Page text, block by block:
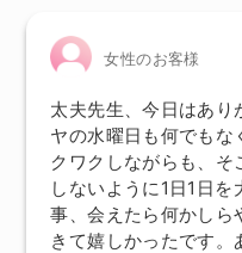
女性のお客様
太夫先生、今日はあり
ヤの水曜日も何でもな
クワクしながらも、そ
しないように1日1日
事、会えたら何かしら
きて嬉しかったです。